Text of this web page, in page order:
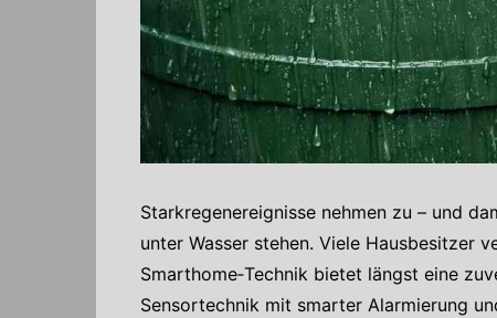
Starkregenereignisse nehmen zu – und
unter Wasser stehen. Viele Hausbesitzer
Smarthome‑Technik bietet längst eine
Sensortechnik mit smarter Alarmierung